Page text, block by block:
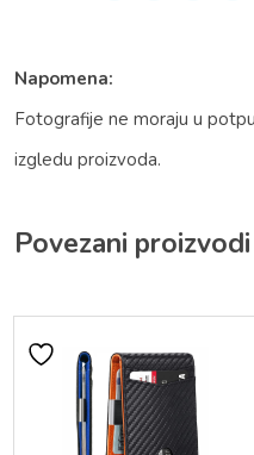
Napomena:
Fotografije ne moraju u
izgledu proizvoda.
Povezani proizvodi